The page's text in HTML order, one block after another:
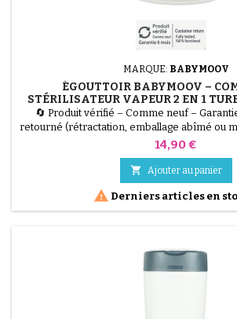
MARQUE: BABYMOOV
ÉGOUTTOIR BABYMOOV –
STÉRILISATEUR VAPEUR 2 EN 1
🔄 Produit vérifié – Comme neuf –
retourné (rétractation, emballage abîmé ou
% fonctionnel. Égouttoir d'origine,
pratique et hygiénique des biberons et
Prix
14,90 €
 Ajouter au panier
 Derniers articles en